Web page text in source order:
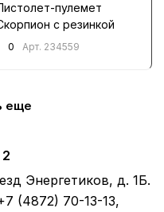
пулемет
с резинкой
0 Арт. 234559
еще
2
Энергетиков, д. 1Б.
(4872) 70-13-13,